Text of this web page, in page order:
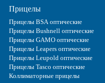
Прицелы
Прицелы BSA оптические
Прицелы Bushnell оптические
Прицелы GAMO оптические
Прицелы Leapers оптические
Прицелы Leupold оптические
Прицелы Tasco оптические
Коллиматорные прицелы